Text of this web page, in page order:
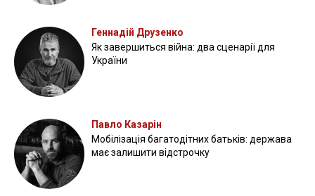
Геннадій Друзенко
Як завершиться війна: два сценарії для
України
Павло Казарін
Мобілізація багатодітних батьків: держава
має залишити відстрочку